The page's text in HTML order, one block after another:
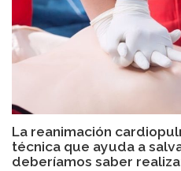
La reanimación
técnica que ayuda a
deberíamos saber